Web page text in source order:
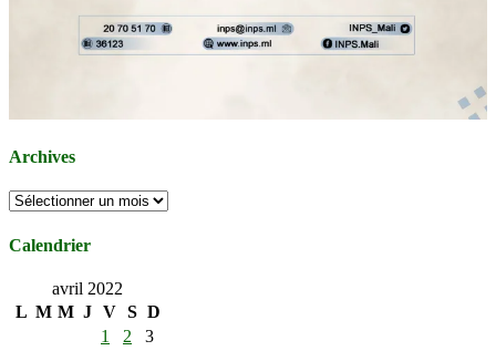
Archives
Archives
Calendrier
avril 2022
L M M J V S D
1
2
3